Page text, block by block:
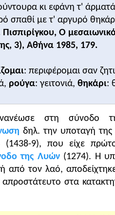
κι εφάνη τ'
σπαθί με τ' αργυρό
Ο
3), Αθήνα 1985, 179.
: περιφέρομαι σαν
ρούγα: γειτονιά, θηκάρι:
στη σύνοδο
δηλ. την υποταγή
(1438-9), που είχε
της Λυών(1274). Η
από τον λαό,
απροστάτευτο στα